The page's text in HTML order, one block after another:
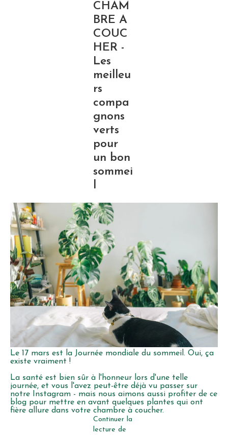
CHAM
BRE A
COUC
HER -
Les
meilleu
rs
compa
gnons
verts
pour
un bon
sommei
l
Le 17 mars est la Journée mondiale du sommeil. Oui, ça
existe vraiment !
La santé est bien sûr à l'honneur lors d'une telle
journée, et vous l'avez peut-être déjà vu passer sur
notre Instagram - mais nous aimons aussi profiter de ce
blog pour mettre en avant quelques plantes qui ont
fière allure dans votre chambre à coucher.
Continuer la
lecture de